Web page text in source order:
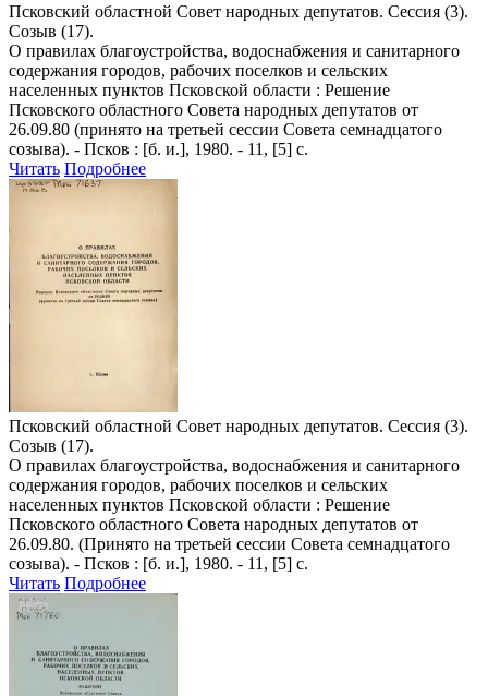
Псковский областной Совет народных депутатов. Сессия (3).
Созыв (17).
О правилах благоустройства, водоснабжения и санитарного
содержания городов, рабочих поселков и сельских
населенных пунктов Псковской области : Решение
Псковского областного Совета народных депутатов от
26.09.80 (принято на третьей сессии Совета семнадцатого
созыва). - Псков : [б. и.], 1980. - 11, [5] с.
Читать Подробнее
Псковский областной Совет народных депутатов. Сессия (3).
Созыв (17).
О правилах благоустройства, водоснабжения и санитарного
содержания городов, рабочих поселков и сельских
населенных пунктов Псковской области : Решение
Псковского областного Совета народных депутатов от
26.09.80. (Принято на третьей сессии Совета семнадцатого
созыва). - Псков : [б. и.], 1980. - 11, [5] с.
Читать Подробнее